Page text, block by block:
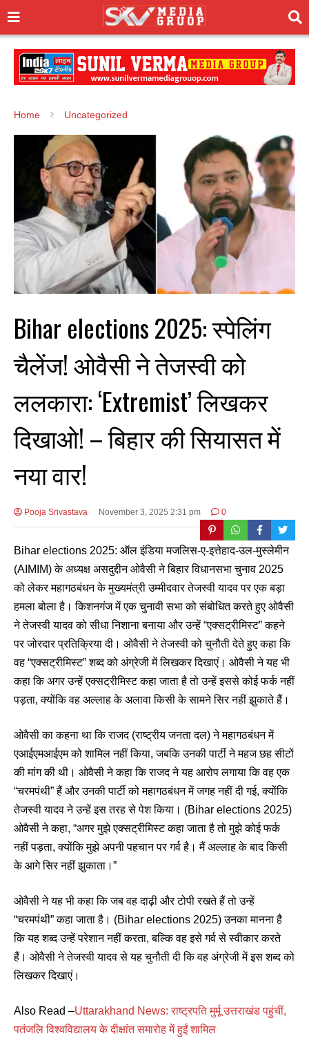
Home Uncategorized
Bihar elections 2025: स्पेलिंग
चैलेंज! ओवैसी ने तेजस्वी को
ललकारा: ‘Extremist’ लिखकर
दिखाओ! – बिहार की सियासत में
नया वार!
Pooja Srivastava November 3, 2025 2:31 pm 0
Bihar elections 2025: ऑल इंडिया मजलिस-ए-इत्तेहाद-उल-मुस्लेमीन
(AIMIM) के अध्यक्ष असदुद्दीन ओवैसी ने बिहार विधानसभा चुनाव 2025
को लेकर महागठबंधन के मुख्यमंत्री उम्मीदवार तेजस्वी यादव पर एक बड़ा
हमला बोला है। किशनगंज में एक चुनावी सभा को संबोधित करते हुए ओवैसी
ने तेजस्वी यादव को सीधा निशाना बनाया और उन्हें “एक्सट्रीमिस्ट” कहने
पर जोरदार प्रतिक्रिया दी। ओवैसी ने तेजस्वी को चुनौती देते हुए कहा कि
वह “एक्सट्रीमिस्ट” शब्द को अंग्रेजी में लिखकर दिखाएं। ओवैसी ने यह भी
कहा कि अगर उन्हें एक्सट्रीमिस्ट कहा जाता है तो उन्हें इससे कोई फर्क नहीं
पड़ता, क्योंकि वह अल्लाह के अलावा किसी के सामने सिर नहीं झुकाते हैं।
ओवैसी का कहना था कि राजद (राष्ट्रीय जनता दल) ने महागठबंधन में
एआईएमआईएम को शामिल नहीं किया, जबकि उनकी पार्टी ने महज छह सीटों
की मांग की थी। ओवैसी ने कहा कि राजद ने यह आरोप लगाया कि वह एक
“चरमपंथी” हैं और उनकी पार्टी को महागठबंधन में जगह नहीं दी गई, क्योंकि
तेजस्वी यादव ने उन्हें इस तरह से पेश किया। (Bihar elections 2025)
ओवैसी ने कहा, “अगर मुझे एक्सट्रीमिस्ट कहा जाता है तो मुझे कोई फर्क
नहीं पड़ता, क्योंकि मुझे अपनी पहचान पर गर्व है। मैं अल्लाह के बाद किसी
के आगे सिर नहीं झुकाता।”
ओवैसी ने यह भी कहा कि जब वह दाढ़ी और टोपी रखते हैं तो उन्हें
“चरमपंथी” कहा जाता है। (Bihar elections 2025) उनका मानना है
कि यह शब्द उन्हें परेशान नहीं करता, बल्कि वह इसे गर्व से स्वीकार करते
हैं। ओवैसी ने तेजस्वी यादव से यह चुनौती दी कि वह अंग्रेजी में इस शब्द को
लिखकर दिखाएं।
Also Read –Uttarakhand News: राष्ट्रपति मुर्मू उत्तराखंड पहुंचीं,
पतंजलि विश्वविद्यालय के दीक्षांत समारोह में हुईं शामिल